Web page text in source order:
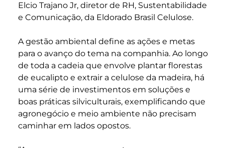
Elcio Trajano Jr, diretor de RH, Sustentabilidade
e Comunicação, da Eldorado Brasil Celulose.
A gestão ambiental define as ações e metas
para o avanço do tema na companhia. Ao longo
de toda a cadeia que envolve plantar florestas
de eucalipto e extrair a celulose da madeira, há
uma série de investimentos em soluções e
boas práticas silviculturais, exemplificando que
agronegócio e meio ambiente não precisam
caminhar em lados opostos.